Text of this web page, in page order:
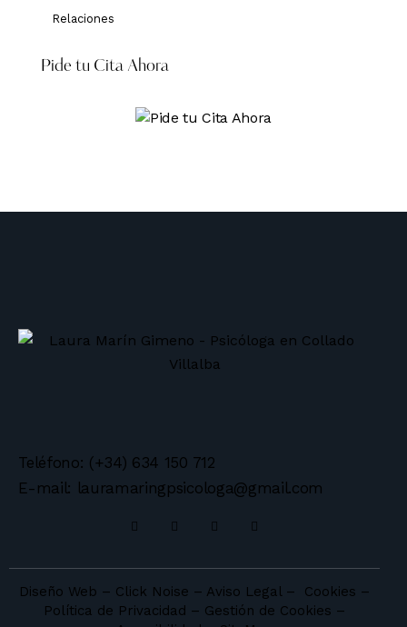
Relaciones
Pide tu Cita Ahora
Teléfono: (+34) 634 150 712
E-mail: lauramaringpsicologa@gmail.com
Diseño Web – Click Noise – Aviso Legal– Cookies –
Política de Privacidad – Gestión de Cookies –